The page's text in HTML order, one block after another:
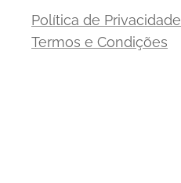
Política de Privacidade
Termos e Condições